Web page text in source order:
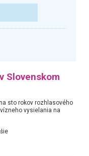
Slovenskom
sto rokov rozhlasového
vysielania na